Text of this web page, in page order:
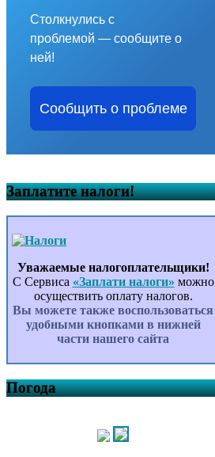
Столкнулись с
проблемой — сообщите о
ней!
Сообщить о проблеме
Заплатите налоги!
Уважаемые налогоплательщики!
С Сервиса «Заплати налоги» можно
осуществить оплату налогов.
Вы можете также воспользоваться
удобными кнопками в нижней
части нашего сайта
Погода